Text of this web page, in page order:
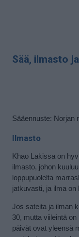
Sää, ilmasto
Sääennuste: Norjan
Ilmasto
Khao Lakissa on
ilmasto, johon
loppupuolelta
jatkuvasti, ja ilma on
Jos sateita ja ilman
30, mutta viileintä
päivät ovat yleensä